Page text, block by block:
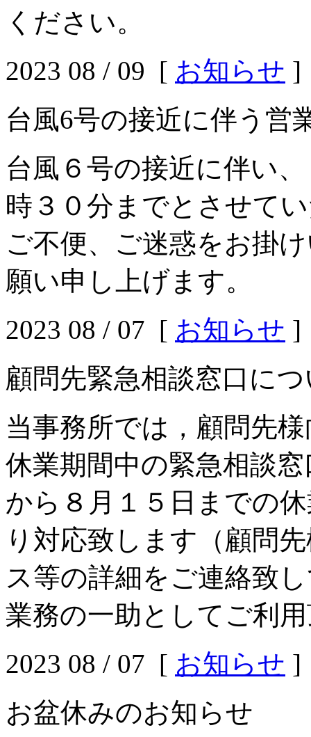
ください。
2023 08 / 09 [ お知らせ ]
台風6号の接近に伴う営
台風６号の接近に伴い
時３０分までとさせて
ご不便、ご迷惑をお掛
願い申し上げます。
2023 08 / 07 [ お知らせ ]
顧問先緊急相談窓口に
当事務所では，顧問先
休業期間中の緊急相談
から８月１５日までの
り対応致します（顧問
ス等の詳細をご連絡致
業務の一助としてご利
2023 08 / 07 [ お知らせ ]
お盆休みのお知らせ